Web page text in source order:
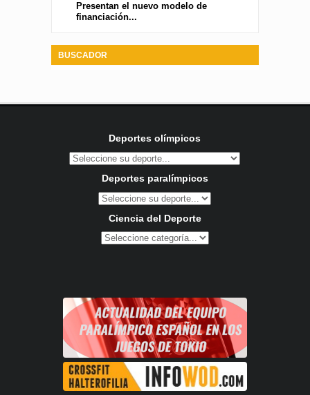
Presentan el nuevo modelo de
financiación...
BUSCADOR
Deportes olímpicos
Deportes paralímpicos
Ciencia del Deporte